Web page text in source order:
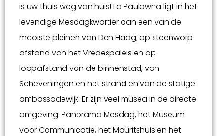
is uw thuis weg van huis! La Paulowna ligt in het
levendige Mesdagkwartier aan een van de
mooiste pleinen van Den Haag; op steenworp
afstand van het Vredespaleis en op
loopafstand van de binnenstad, van
Scheveningen en het strand en van de statige
ambassadewijk. Er zijn veel musea in de directe
omgeving: Panorama Mesdag, het Museum
voor Communicatie, het Mauritshuis en het